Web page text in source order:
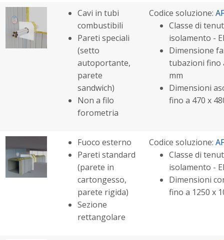
Cavi in tubi
combustibili
Pareti speciali
(setto
autoportante,
parete
sandwich)
Non a filo
forometria
Codice soluzione:
Classe di
isolamento -
Dimensione
tubazioni fino
mm
Dimensioni
fino a 470 x
Fuoco esterno
Pareti standard
(parete in
cartongesso,
parete rigida)
Sezione
rettangolare
Codice soluzione:
Classe di
isolamento -
Dimensioni
fino a 1250 x